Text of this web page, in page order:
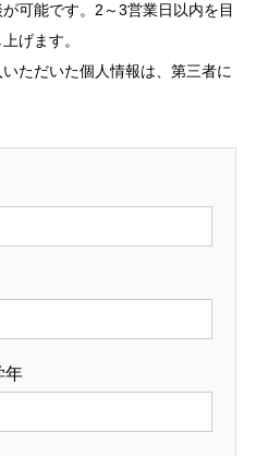
可能です。2～3営業日以内を目
げます。
ただいた個人情報は、第三者に
年